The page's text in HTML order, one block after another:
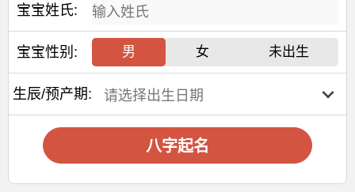
大运干支：乙卯 乙丑 乙亥 乙酉 乙未 乙巳 乙卯 乙丑 乙
交运年份：
2035 2045 2055 2065 2075 2085 2095 2105 2115
交运年龄：9岁 19岁 29岁 39岁 49岁 59岁 69岁 79岁 89
2026年冬月廿六出生秦姓女孩名字
宜用字
宝宝姓氏:
宝宝性别: 男 女 未出生
生辰/预产期:
八字起名